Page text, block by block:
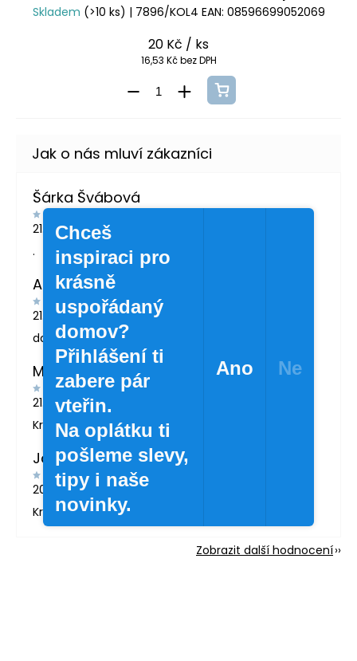
Skladem (>10 ks) | 7896/KOL4 EAN: 08596699052069
20 Kč / ks
16,53 Kč bez DPH
Šárka Švábová
21.7.2026
.
Andrea Žáčková
21.5.2026
doporučuji
MARTINA LONDINOVÁ
21.5.2026
Krásné zboží
Jana Svatošová
20.4.2026
Krásné lahvičky.
Zobrazit další hodnocení
Chceš
inspiraci pro
krásně
uspořádaný
domov?
Přihlášení ti
zabere pár
vteřin.
Na oplátku ti
pošleme slevy,
tipy i naše
novinky.
Ano Ne